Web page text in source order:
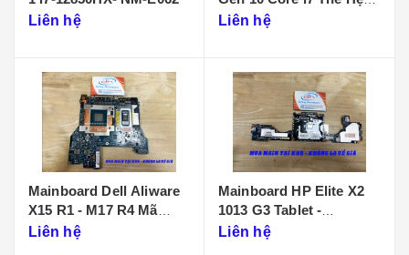
Liên hệ
12 - NM-D961
Liên hệ
Mainboard Dell Aliware
X15 R1 - M17 R4 Mã
Main LA-K471P
Liên hệ
Mainboard HP Elite X2
1013 G3 Tablet -
DA0D99MBAI0
Liên hệ